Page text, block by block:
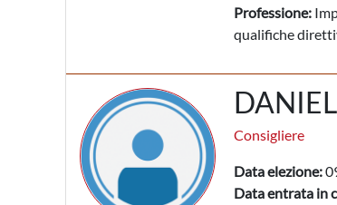
Professione:
qualifiche
Consigliere
Data elezione:
Data entrata in